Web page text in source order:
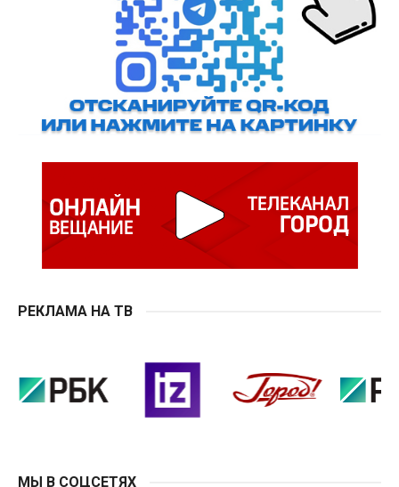
РЕКЛАМА НА ТВ
МЫ В СОЦСЕТЯХ